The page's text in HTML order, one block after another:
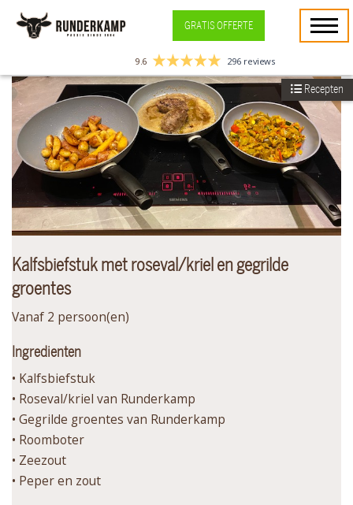
GRATIS OFFERTE
9.6 296 reviews
Kalfsbiefstuk met roseval/kriel en gegrilde
groentes
Vanaf 2 persoon(en)
Ingredienten
• Kalfsbiefstuk
• Roseval/kriel van Runderkamp
• Gegrilde groentes van Runderkamp
• Roomboter
• Zeezout
• Peper en zout
Recepten